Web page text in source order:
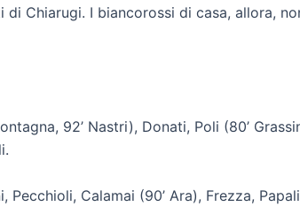
Chiarugi. I biancorossi di casa, allora,
92’ Nastri), Donati, Poli (80’
Calamai (90’ Ara), Frezza,